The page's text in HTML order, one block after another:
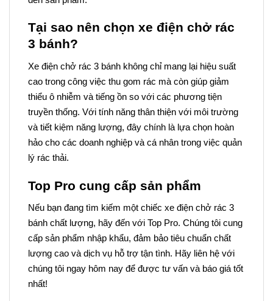
Tại sao nên chọn xe điện chở rác
3 bánh?
Xe điện chở rác 3 bánh không chỉ mang lại hiệu suất
cao trong công việc thu gom rác mà còn giúp giảm
thiểu ô nhiễm và tiếng ồn so với các phương tiện
truyền thống. Với tính năng thân thiện với môi trường
và tiết kiệm năng lượng, đây chính là lựa chọn hoàn
hảo cho các doanh nghiệp và cá nhân trong việc quản
lý rác thải.
Top Pro cung cấp sản phẩm
Nếu bạn đang tìm kiếm một chiếc xe điện chở rác 3
bánh chất lượng, hãy đến với Top Pro. Chúng tôi cung
cấp sản phẩm nhập khẩu, đảm bảo tiêu chuẩn chất
lượng cao và dịch vụ hỗ trợ tận tình. Hãy liên hệ với
chúng tôi ngay hôm nay để được tư vấn và báo giá tốt
nhất!